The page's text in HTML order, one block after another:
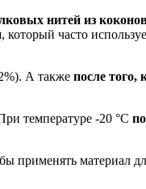
нитей из
, который часто
А также после того,
температуре -20 °C
применять материал